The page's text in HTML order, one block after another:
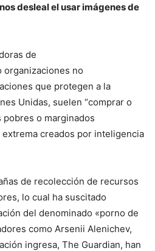
desleal el usar imágenes de
de
organizaciones no
que protegen a la
Unidas, suelen “comprar o
pobres o marginados
creados por inteligencia
de recolección de recursos
lo cual ha suscitado
del denominado «porno de
como Arsenii Alenichev,
ingresa, The Guardian, han